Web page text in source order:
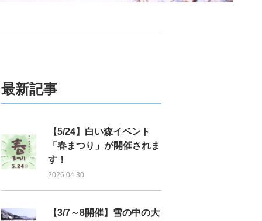
最新記事
【5/24】白い森イベント
「春まつり」が開催されま
す！
2026.04.30
【3/7～8開催】雪の中の大